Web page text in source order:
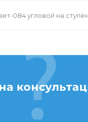
084 угловой на